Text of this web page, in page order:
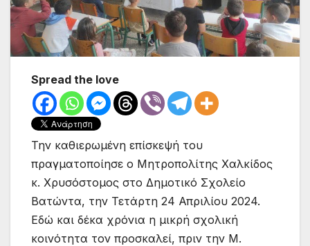
Spread the love
Την καθιερωμένη επίσκεψή του
πραγματοποίησε ο Μητροπολίτης Χαλκίδος
κ. Χρυσόστομος στο Δημοτικό Σχολείο
Βατώντα, την Τετάρτη 24 Απριλίου 2024.
Εδώ και δέκα χρόνια η μικρή σχολική
κοινότητα τον προσκαλεί, πριν την Μ.